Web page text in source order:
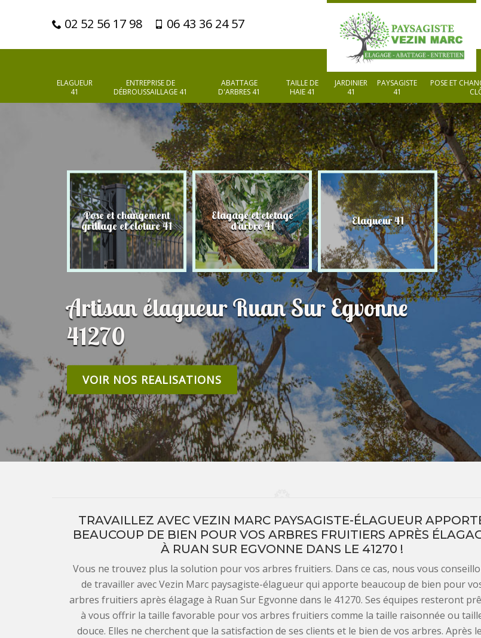
02 52 56 17 98 06 43 36 24 57
ELAGUEUR
41
ENTREPRISE DE
DÉBROUSSAILLAGE 41
ABATTAGE
D'ARBRES 41
TAILLE DE
HAIE 41
JARDINIER
41
PAYSAGISTE
41
POSE ET
Pose et changement
grillage et cloture 41
Elagage et etetage
d'arbre 41 Elagueur 41
Artisan élagueur Ruan Sur Egvonne
41270
VOIR NOS REALISATIONS
TRAVAILLEZ AVEC VEZIN MARC PAYSAGISTE-ÉLAGUEUR
BEAUCOUP DE BIEN POUR VOS ARBRES FRUITIERS APRÈS
À RUAN SUR EGVONNE DANS LE 41270 !
Vous ne trouvez plus la solution pour vos arbres fruitiers. Dans ce cas, nous vous
de travailler avec Vezin Marc paysagiste-élagueur qui apporte beaucoup de bien pour
arbres fruitiers après élagage à Ruan Sur Egvonne dans le 41270. Ses équipes resteront
à vous offrir la taille favorable pour vos arbres fruitiers comme la taille raisonnée ou
douce. Elles ne cherchent que la satisfaction de ses clients et le bien de vos arbres. Après